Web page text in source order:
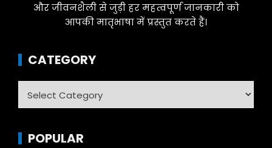
और जीवनशैली से जुड़ी हर महत्वपूर्ण जानकारी को
आपकी मातृभाषा में प्रस्तुत करते हैं।
CATEGORY
POPULAR